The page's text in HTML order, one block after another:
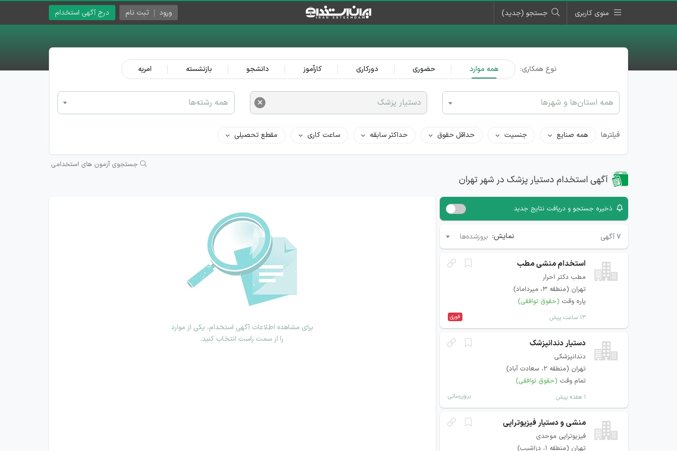
منوی کاربری جستجو (جدید) درج آگهی استخدام ورود ثبت نام
نوع همکاری: همه موارد حضوری دورکاری کارآموز دانشجو بازنشسته امریه
همه استان‌ها و شهرها دستیار پزشک × همه رشته‌ها
فیلترها همه صنایع جنسیت حداقل حقوق حداکثر سابقه ساعت کاری مقطع تحصیلی
جستجوی آزمون های استخدامی
آگهی استخدام دستیار پزشک در شهر تهران
ذخیره جستجو و دریافت نتایج جدید
۷آگهی نمایش: بروزشده‌ها
استخدام منشی مطب
مطب دکتر احرار
تهران (منطقه ۳، میرداماد)
پاره وقت (حقوق توافقی)
۱۳ ساعت پیش فوری
دستیار دندانپزشک
دندانپزشکی
تهران (منطقه ۲، سعادت آباد)
تمام وقت (حقوق توافقی)
۱ هفته پیش بروزرسانی
منشی و دستیار فیزیوتراپی
فیزیوتراپی موحدی
تهران (منطقه ۱، دزاشیب)
برای مشاهده اطلاعات آگهی استخدام، یکی از موارد
را از سمت راست انتخاب کنید.